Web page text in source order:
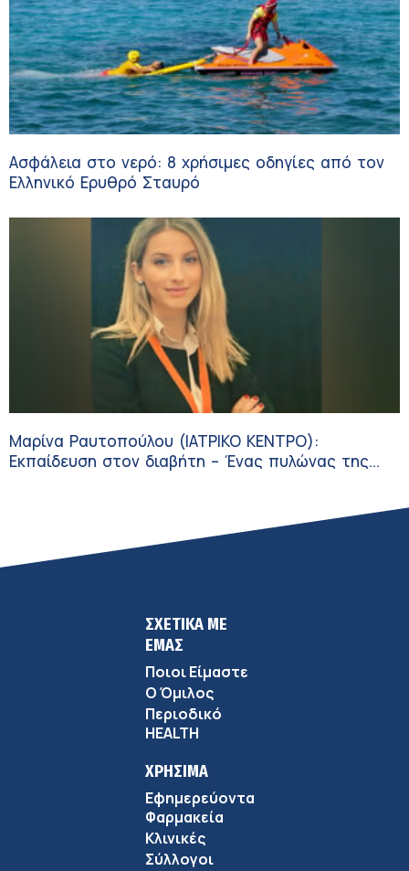
Ασφάλεια στο νερό: 8 χρήσιμες οδηγίες από τον
Ελληνικό Ερυθρό Σταυρό
Μαρίνα Ραυτοπούλου (ΙΑΤΡΙΚΟ ΚΕΝΤΡΟ):
Εκπαίδευση στον διαβήτη – Ένας πυλώνας της
ΣΧΕΤΙΚΑ ΜΕ
ΕΜΑΣ
Ποιοι Είμαστε
Ο Όμιλος
Περιοδικό
HEALTH
ΧΡΗΣΙΜΑ
Εφημερεύοντα
Φαρμακεία
Κλινικές
Σύλλογοι